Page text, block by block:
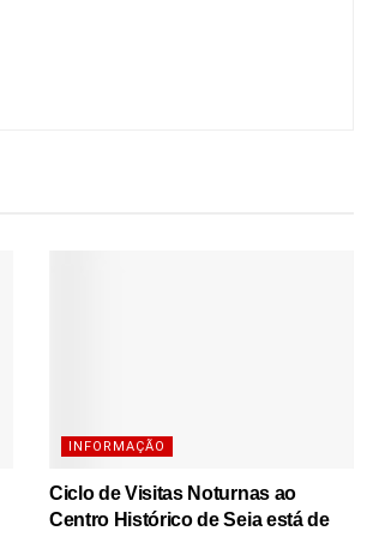
INFORMAÇÃO
Ciclo de Visitas Noturnas ao
Centro Histórico de Seia está de